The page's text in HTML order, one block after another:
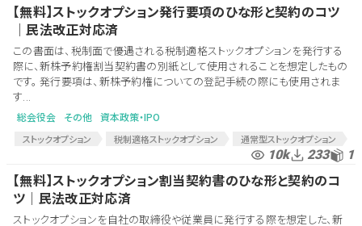
【無料】ストックオプション発行要項のひな形と契約のコツ
│民法改正対応済
この書面は、税制面で優遇される税制適格ストックオプションを発行する
際に、新株予約権割当契約書の別紙として使用されることを想定したもの
です。 発行要項は、新株予約権についての登記手続の際にも使用されま
す...
総会役会 その他 資本政策・IPO
ストックオプション 税制適格ストックオプション
通常型ストックオプション
有償型ストックオプション
ストック・オプション
税制適格ストック・オプション
通常型ストック・オプション
10k 233 1
【無料】ストックオプション割当契約書のひな形と契約のコ
ツ│民法改正対応済
ストックオプションを自社の取締役や従業員に発行する際を想定した、新